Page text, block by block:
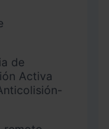
de
Activa